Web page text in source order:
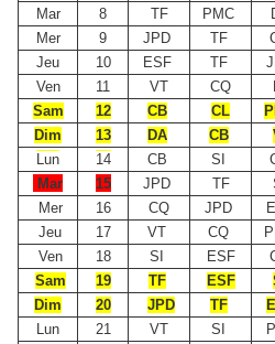
Mar
8 TF PMC
Mer
9 JPD TF
Jeu
10 ESF TF
Ven
11 VT CQ
Sam
12 CB CL
Dim
13 DA CB
Lun
14 CB SI
Mar
15 JPD TF
Mer
16 CQ JPD
Jeu
17 VT CQ
Ven
18 SI ESF
Sam
19 TF ESF
Dim
20 JPD TF
Lun
21 VT SI